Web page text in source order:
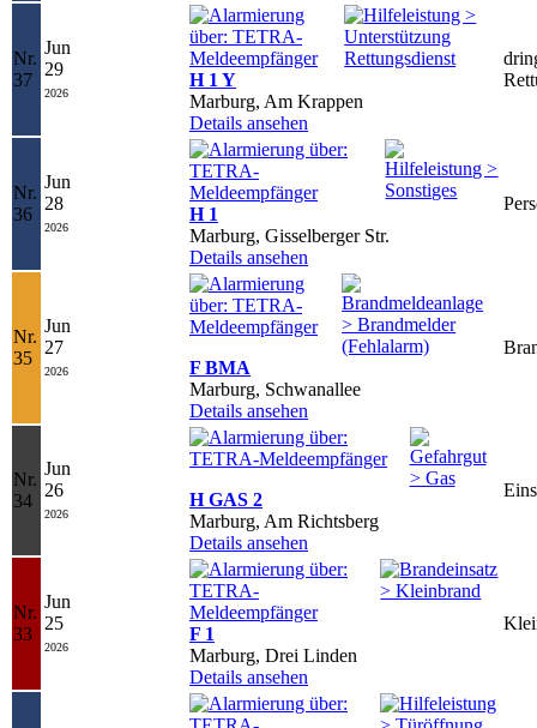
Nr.
37
Jun
29
2026
H 1 Y
Marburg, Am Krappen
Details ansehen
Nr.
36
Jun
28
2026
H 1
Marburg, Gisselberger Str.
Details ansehen
Nr.
35
Jun
27
2026
F BMA
Marburg, Schwanallee
Details ansehen
Nr.
34
Jun
26
2026
H GAS 2
Marburg, Am Richtsberg
Details ansehen
Nr.
33
Jun
25
2026
F 1
Marburg, Drei Linden
Details ansehen